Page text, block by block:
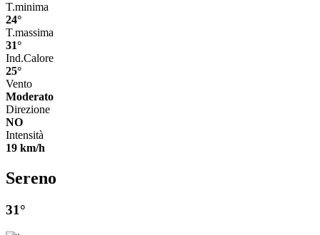
T.minima
24°
T.massima
31°
Ind.Calore
25°
Vento
Moderato
Direzione
NO
Intensità
19 km/h
Sereno
31°